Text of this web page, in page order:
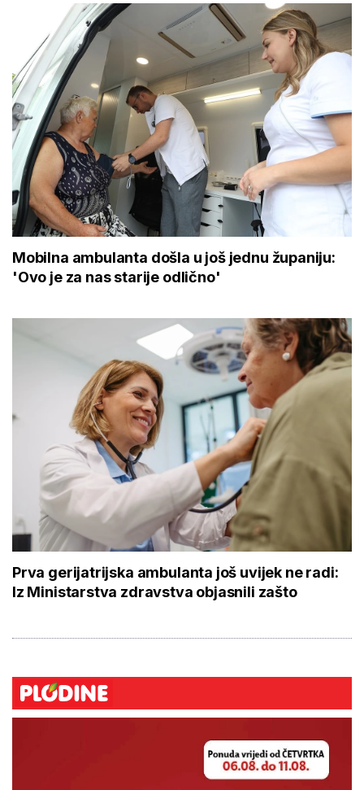
Mobilna ambulanta došla u još jednu županiju:
'Ovo je za nas starije odlično'
Prva gerijatrijska ambulanta još uvijek ne radi:
Iz Ministarstva zdravstva objasnili zašto